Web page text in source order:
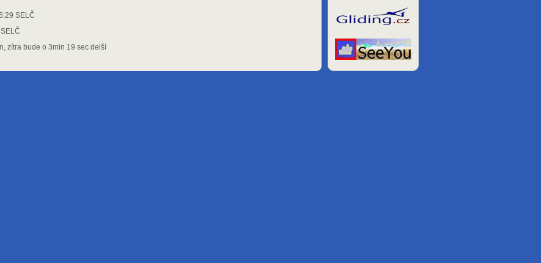
SELČ
zítra bude o 3min 19 sec delší